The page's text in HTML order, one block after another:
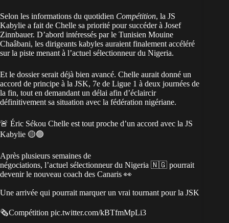
Selon les informations du quotidien Compétition, la JS
Kabylie a fait de Chelle sa priorité pour succéder à Josef
Zinnbauer. D’abord intéressés par le Tunisien Mouine
Chaâbani, les dirigeants kabyles auraient finalement accéléré
sur la piste menant à l’actuel sélectionneur du Nigeria.
Et le dossier serait déjà bien avancé. Chelle aurait donné un
accord de principe à la JSK, 7e de Ligue 1 à deux journées de
la fin, tout en demandant un délai afin d’éclaircir
définitivement sa situation avec la fédération nigériane.
🚨 Éric Sékou Chelle est tout proche d’un accord avec la JS
Kabylie 🟡🟢
Après plusieurs semaines de
négociations, l’actuel sélectionneur du Nigeria 🇳🇬 pourrait
devenir le nouveau coach des Canaris 👀
Une arrivée qui pourrait marquer un vrai tournant pour la JSK
🗞️Compétition pic.twitter.com/kBTfmMpLi3